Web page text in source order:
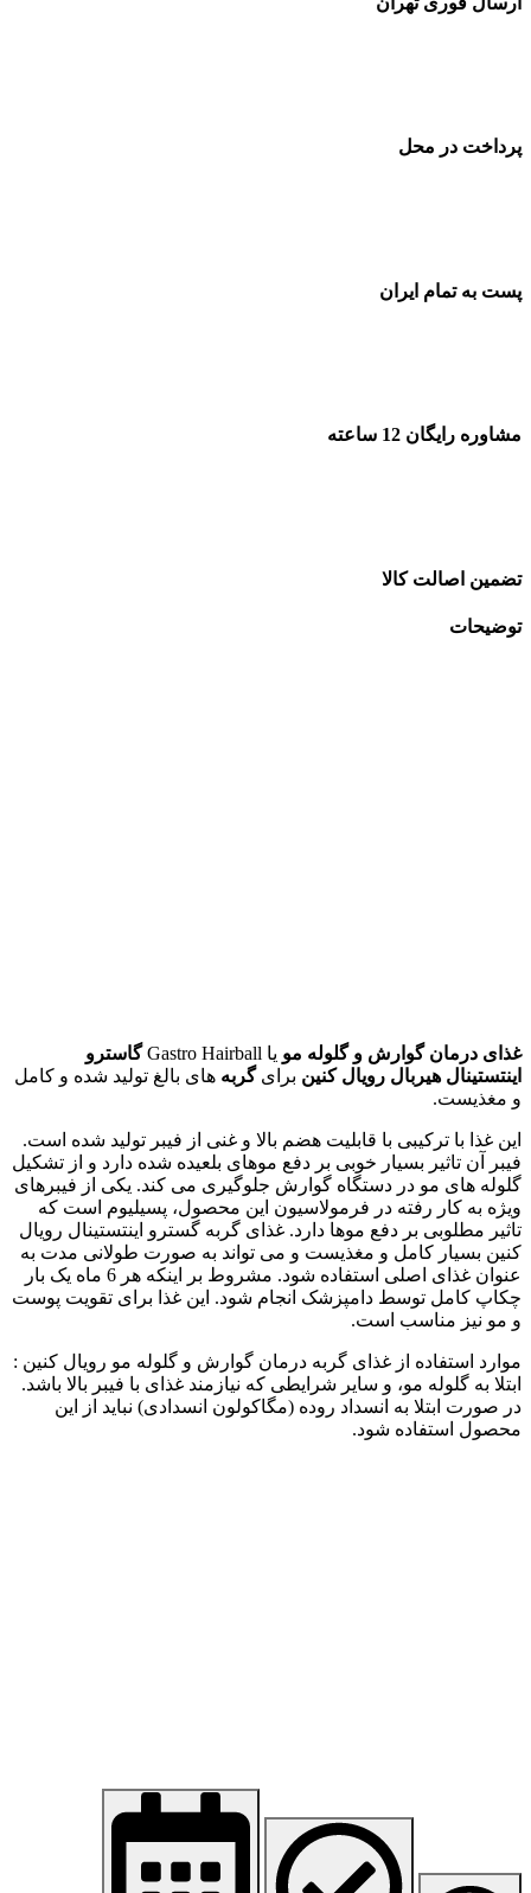
پرداخت در محل
پست به تمام ایران
مشاوره رایگان 12 ساعته
تضمین اصالت کالا
توضیحات
غذای درمان گوارش و گلوله مو یا Gastro Hairball
گاسترو
اینتستینال هیربال رویال کنین برایگربه های بالغ تولید شده و کامل
و مغذیست.
این غذا با ترکیبی با قابلیت هضم بالا و غنی از فیبر تولید شده است.
فیبر آن تاثیر بسیار خوبی بر دفع موهای بلعیده شده دارد و از تشکیل
گلوله های مو در دستگاه گوارش جلوگیری می کند. یکی از فیبرهای
ویژه به کار رفته در فرمولاسیون این محصول، پسیلیوم است که
تاثیر مطلوبی بر دفع موها دارد. غذای گربه گسترو اینتستینال رویال
کنین بسیار کامل و مغذیست و می تواند به صورت طولانی مدت به
عنوان غذای اصلی استفاده شود. مشروط بر اینکه هر 6 ماه یک بار
چکاپ کامل توسط دامپزشک انجام شود. این غذا برای تقویت پوست
و مو نیز مناسب است.
موارد استفاده از غذای گربه درمان گوارش و گلوله مو رویال کنین :
ابتلا به گلوله مو، و سایر شرایطی که نیازمند غذای با فیبر بالا باشد.
در صورت ابتلا به انسداد روده (مگاکولون انسدادی) نباید از این
محصول استفاده شود.